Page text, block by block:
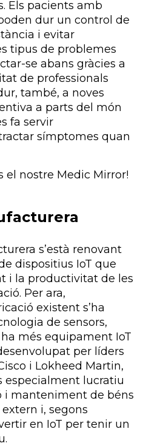
Els pacients amb
dur un control de
i evitar
tipus de problemes
se abans gràcies a
de professionals
també, a noves
a parts del món
fa servir
símptomes quan
el nostre Medic Mirror!
s’està renovant
dispositius IoT que
i la productivitat de les
Per ara,
existent s’ha
de sensors,
més equipament IoT
per líders
i Lokheed Martin,
especialment lucratiu
i manteniment de béns
i, segons
en IoT per tenir un